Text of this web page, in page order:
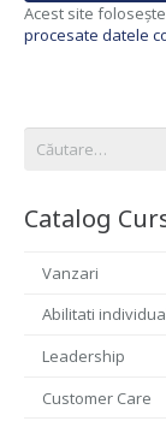
Acest site
procesate datele
după:
Catalog
Vanzari
Abilitati
Leadership
Customer Care